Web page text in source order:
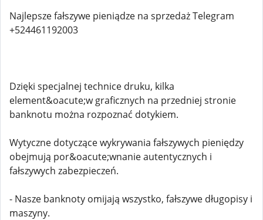
Najlepsze fałszywe pieniądze na sprzedaż Telegram
+524461192003
Dzięki specjalnej technice druku, kilka
element&oacute;w graficznych na przedniej stronie
banknotu można rozpoznać dotykiem.
Wytyczne dotyczące wykrywania fałszywych pieniędzy
obejmują por&oacute;wnanie autentycznych i
fałszywych zabezpieczeń.
- Nasze banknoty omijają wszystko, fałszywe długopisy i
maszyny.